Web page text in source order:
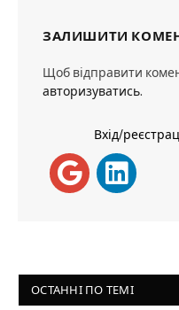
ЗАЛИШИТИ
Щоб відправити
авторизуватись.
Вхід/
ОСТАННІ ПО ТЕМІ